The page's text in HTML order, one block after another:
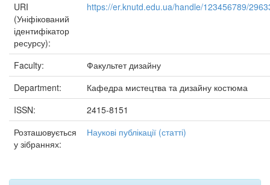
URI
(Уніфікований
ідентифікатор
ресурсу):
https://er.knutd.edu.ua/handle/123456789/
Faculty:
Факультет дизайну
Department:
Кафедра мистецтва та дизайну костюма
ISSN:
2415-8151
Розташовується
у зібраннях:
Наукові публікації (статті)